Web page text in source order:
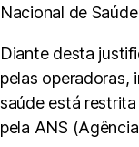
Nacional de
Diante desta
pelas operadoras,
saúde está
pela ANS